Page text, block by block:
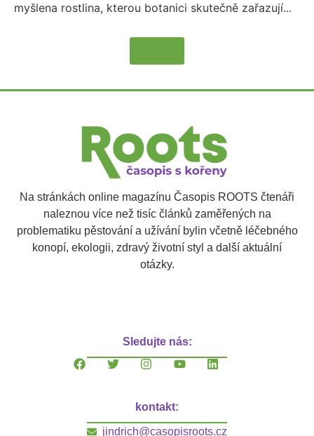
myšlena rostlina, kterou botanici skutečně zařazují...
Na stránkách online magazínu Časopis ROOTS čtenáři
naleznou více než tisíc článků zaměřených na
problematiku pěstování a užívání bylin včetně léčebného
konopí, ekologii, zdravý životní styl a další aktuální
otázky.
Sledujte nás:
kontakt:
jindrich@casopisroots.cz